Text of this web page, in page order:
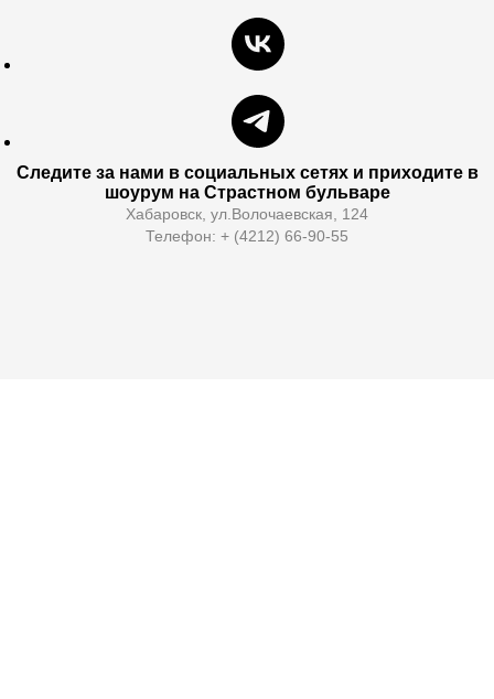
Следите за нами в социальных сетях и приходите в
шоурум на Страстном бульваре
Хабаровск, ул.Волочаевская, 124
Телефон: + (4212) 66-90-55